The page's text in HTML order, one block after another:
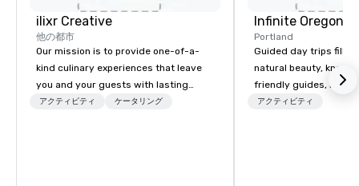
ilixr Creative
他の都市
Our mission is to provide one-of-a-
kind culinary experiences that leave
you and your guests with lasting
memories and satiated palates. Every
アクティビティ ケータリング
Infinite Oregon
Portland
Guided day trips
natural beauty,
friendly guides,
history, diverse
アクティビティ